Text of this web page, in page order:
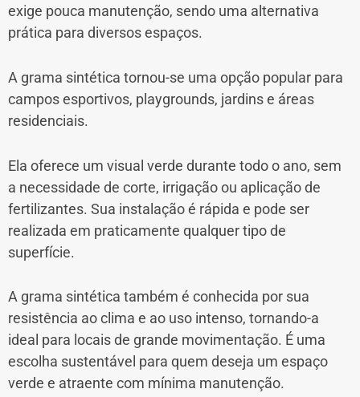
exige pouca manutenção, sendo uma alternativa
prática para diversos espaços.
A grama sintética tornou-se uma opção popular para
campos esportivos, playgrounds, jardins e áreas
residenciais.
Ela oferece um visual verde durante todo o ano, sem
a necessidade de corte, irrigação ou aplicação de
fertilizantes. Sua instalação é rápida e pode ser
realizada em praticamente qualquer tipo de
superfície.
A grama sintética também é conhecida por sua
resistência ao clima e ao uso intenso, tornando-a
ideal para locais de grande movimentação. É uma
escolha sustentável para quem deseja um espaço
verde e atraente com mínima manutenção.